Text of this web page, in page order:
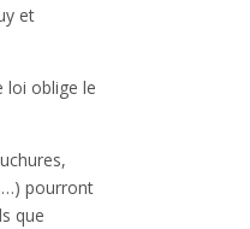
et
loi oblige le
pourront
que